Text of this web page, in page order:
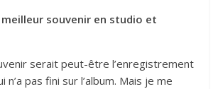
souvenir en studio et
serait peut-être l’enregistrement
n’a pas fini sur l’album. Mais je me